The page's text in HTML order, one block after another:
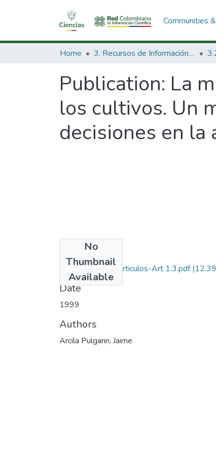
Communities
Home 3. Recursos de Información Científica y Tecnológica
Publication: La
los cultivos. Un
decisiones en la
No
Thumbnail
Available
1999-V17-N1-Articulos-Art 1.3.pdf
Date
1999
Authors
Arcila Pulgarin, Jaime